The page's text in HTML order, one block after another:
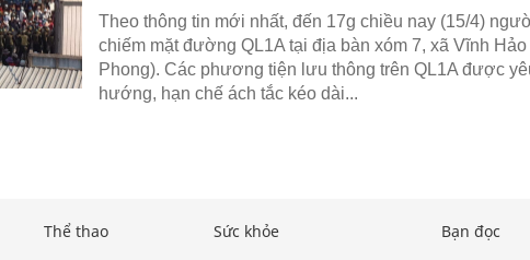
Theo thông tin mới nhất, đến 17g chiều nay (15/4)
chiếm mặt đường QL1A tại địa bàn xóm 7, xã Vĩnh
Phong). Các phương tiện lưu thông trên QL1A được
hướng, hạn chế ách tắc kéo dài...
Thể thao Sức khỏe Bạn đọc